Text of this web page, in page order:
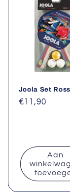
Joola Set
Normale
€11,90
Aan